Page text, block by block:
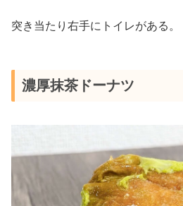
突き当たり右手にトイレがある。
濃厚抹茶ドーナツ